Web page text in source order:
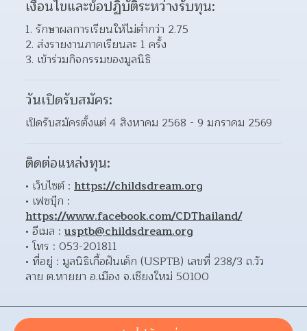
เงื่อนไขและข้อปฏิบัติระหว่างรับทุน:
รักษาผลการเรียนให้ไม่ต่ำกว่า 2.75
ส่งรายงานภาคเรียนละ 1 ครั้ง
เข้าร่วมกิจกรรมของมูลนิธิ
วันเปิดรับสมัคร:
เปิดรับสมัครตั้งแต่ 4 สิงหาคม 2568 - 9 มกราคม 2569
ติดต่อแหล่งทุน:
เว็บไซต์ : https://childsdream.org
https://www.facebook.com/CDThailand/
อีเมล : usptb@childsdream.org
โทร : 053-201811
ที่อยู่ : มูลนิธิเกื้อฝันเด็ก (USPTB) เลขที่ 238/3 ถ.วัว
ลาย ต.หายยา อ.เมือง จ.เชียงใหม่ 50100